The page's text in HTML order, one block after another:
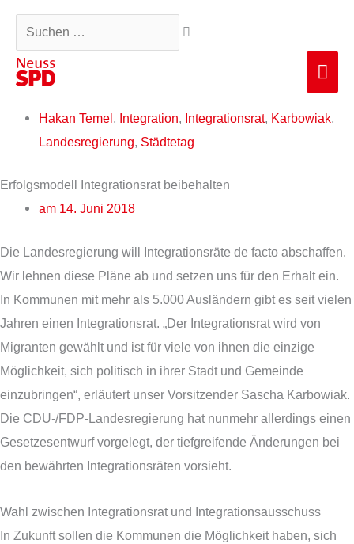
Zum
Inhalt
springen
Suchen …
Hakan Temel Integration Integrationsrat, Karbowiak
Landesregierung Städtetag
Erfolgsmodell Integrationsrat beibehalten
am 14. Juni 2018
Die Landesregierung will Integrationsräte de facto abschaffen.
Wir lehnen diese Pläne ab und setzen uns für den Erhalt ein.
In Kommunen mit mehr als 5.000 Ausländern gibt es seit vielen
Jahren einen Integrationsrat. „Der Integrationsrat wird von
Migranten gewählt und ist für viele von ihnen die einzige
Möglichkeit, sich politisch in ihrer Stadt und Gemeinde
einzubringen“, erläutert unser Vorsitzender Sascha Karbowiak.
Die CDU-/FDP-Landesregierung hat nunmehr allerdings einen
Gesetzesentwurf vorgelegt, der tiefgreifende Änderungen bei
den bewährten Integrationsräten vorsieht.
Wahl zwischen Integrationsrat und Integrationsausschuss
In Zukunft sollen die Kommunen die Möglichkeit haben, sich